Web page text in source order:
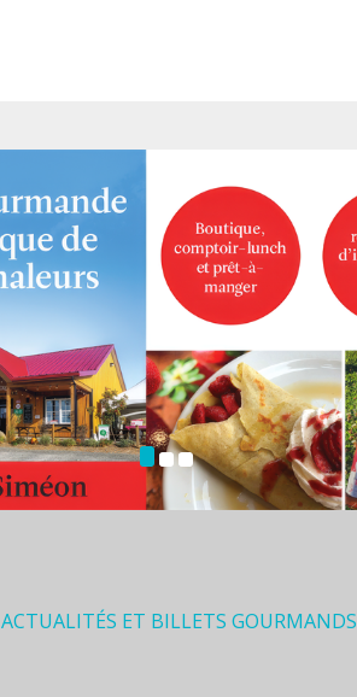
ACTUALITÉS ET BILLETS GOURMANDS